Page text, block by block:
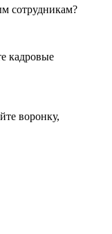
сотрудникам?
кадровые
воронку,